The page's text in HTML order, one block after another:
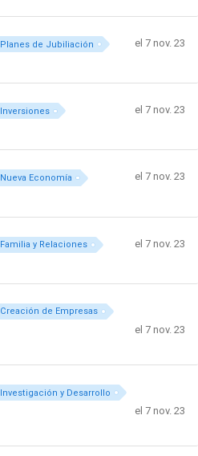
Planes de Jubiliación el 7 nov. 23
Inversiones el 7 nov. 23
Nueva Economía el 7 nov. 23
Familia y Relaciones el 7 nov. 23
Creación de Empresas
el 7 nov. 23
Investigación y Desarrollo
el 7 nov. 23